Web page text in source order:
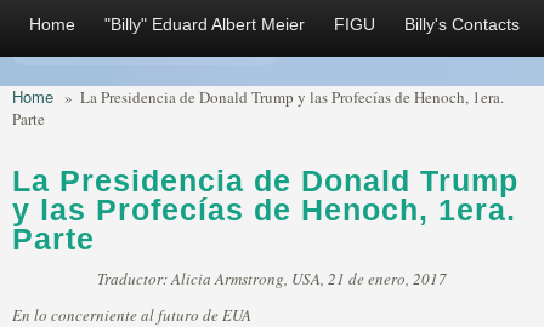
Home "Billy" Eduard Albert Meier FIGU Billy's Contacts
Home » La Presidencia de Donald Trump y las Profecías de Henoch, 1era.
Parte
La Presidencia de Donald Trump
y las Profecías de Henoch, 1era.
Parte
Traductor: Alicia Armstrong, USA, 21 de enero, 2017
En lo concerniente al futuro de EUA